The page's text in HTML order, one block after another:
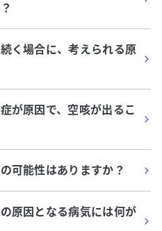
く場合に、考えられる原
が原因で、空咳が出るこ
可能性はありますか？
原因となる病気には何が